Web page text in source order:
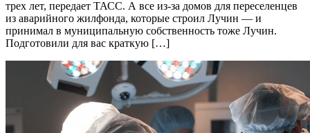
трех лет, передает ТАСС. А все из-за домов для переселенцев
из аварийного жилфонда, которые строил Лучин — и
принимал в муниципальную собственность тоже Лучин.
Подготовили для вас краткую […]